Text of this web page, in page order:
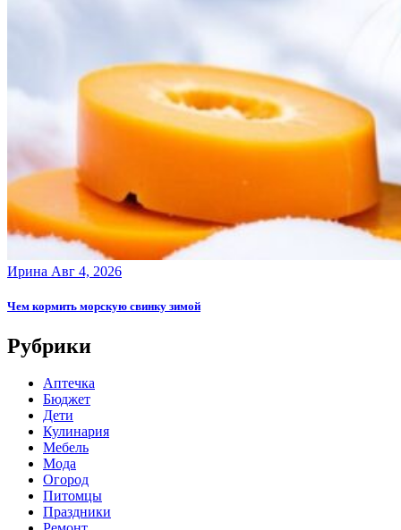
Ирина Авг 4, 2026
Чем кормить морскую свинку зимой
Рубрики
Аптечка
Бюджет
Дети
Кулинария
Мебель
Мода
Огород
Питомцы
Праздники